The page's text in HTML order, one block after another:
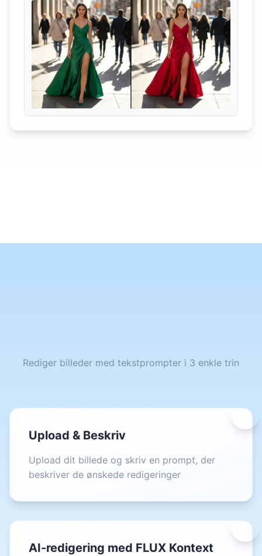
Rediger billeder med tekstprompter i 3 enkle trin
1
Upload & Beskriv
Upload dit billede og skriv en prompt, der
beskriver de ønskede redigeringer
2
AI-redigering med FLUX Kontext